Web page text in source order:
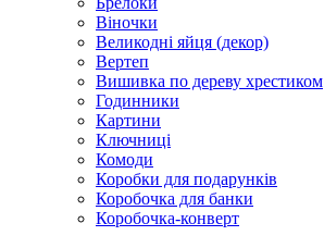
Віночки
Великодні яйця (декор)
Вертеп
Вишивка по дереву хрестиком
Годинники
Картини
Ключниці
Комоди
Коробки для подарунків
Коробочка для банки
Коробочка-конверт